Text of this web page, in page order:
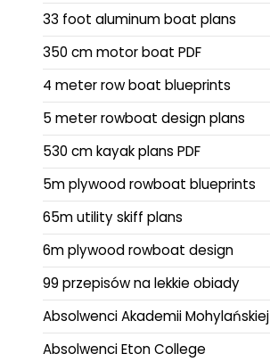
33 foot aluminum boat plans
350 cm motor boat PDF
4 meter row boat blueprints
5 meter rowboat design plans
530 cm kayak plans PDF
5m plywood rowboat blueprints
65m utility skiff plans
6m plywood rowboat design
99 przepisów na lekkie obiady
Absolwenci Akademii Mohylańskiej
Absolwenci Eton College